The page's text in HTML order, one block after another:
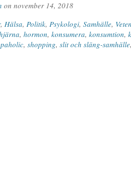
on november 14, 2018
, Hälsa, Politik, Psykologi, Samhälle,
, hormon, konsumera, konsumtion,
, shopping, slit och släng-samhälle